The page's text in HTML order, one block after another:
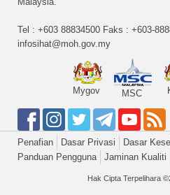
Tel : +603 88834500 Faks : +603-
infosihat@moh.gov.my
Mygov MSC
Penafian Dasar Privasi
Dasar
Panduan Pengguna
Jaminan Kualiti
Hak Cipta Terpelihara